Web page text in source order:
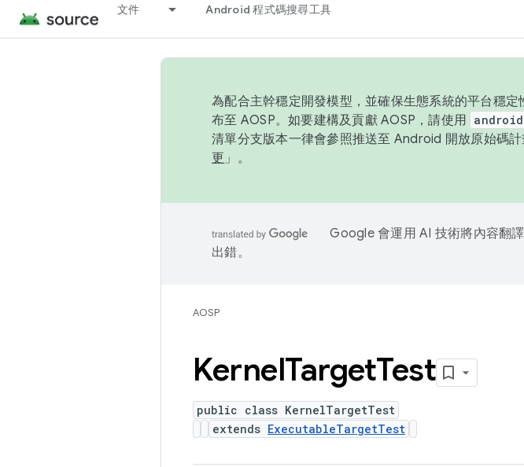
文件 Android 程式碼搜尋工具
為配合主幹穩定開發模型，並確保生態系統的平台穩
布至 AOSP。如要建構及貢獻 AOSP，請使用
清單分支版本一律會參照推送至 Android 開放原始碼計
更 」。
Google 會運用 AI 技術將內容翻
出錯。
AOSP
KernelTargetTest
public class KernelTargetTest
extends ExecutableTargetTest